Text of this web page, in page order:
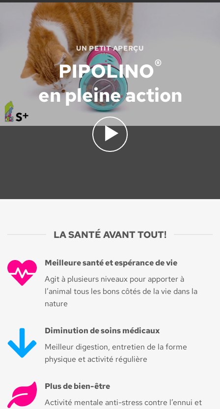
UN PETIT APERÇU
PIPOLINO®
en pleine action
LA SANTÉ AVANT TOUT!
Meilleure santé et espérance de vie
Agit à plusieurs niveaux pour apporter à
l’animal tous les bons côtés de la vie dans la
nature
Diminution de soins médicaux
Meilleur digestion, entretien de la forme
physique et activité régulière
Plus de bien-être
Activité mentale anti-stress contre l’ennui et